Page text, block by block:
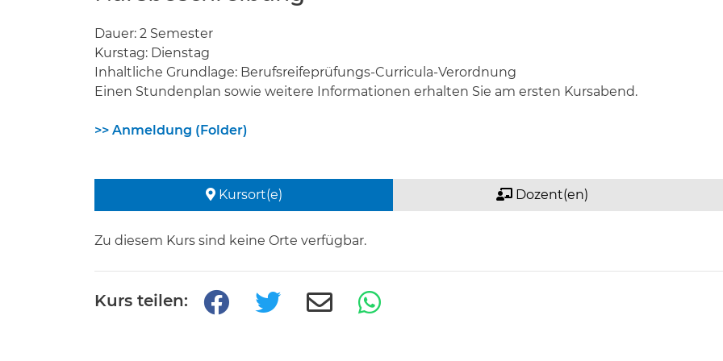
Dauer: 2 Semester
Kurstag: Dienstag
Inhaltliche Grundlage: Berufsreifeprüfungs-Curricula-Verordnung
Einen Stundenplan sowie weitere Informationen erhalten Sie am ersten Kursabend.
>> Anmeldung (Folder)
Kursort(e) Dozent(en)
Zu diesem Kurs sind keine Orte verfügbar.
Kurs teilen: